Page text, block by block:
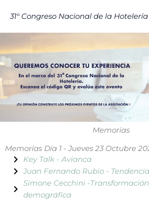
31° Congreso Nacional de la Hotelería
Memorias
Memorías Día 1 - Jueves 23 Octubre
Key Talk - Avianca
Juan Fernando Rubio -
Simone Cecchini -
demográfica